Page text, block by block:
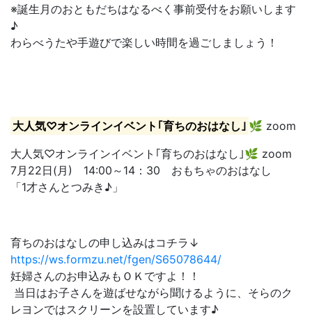
※誕生月のおともだちはなるべく事前受付をお願いします
♪
わらべうたや手遊びで楽しい時間を過ごしましょう！
大人気♡オンラインイベント｢育ちのおはなし｣ 🌿 zoom
大人気♡オンラインイベント｢育ちのおはなし｣🌿 zoom
7月22日(月) 14:00～14：30 おもちゃのおはなし
「1才さんとつみき♪」
育ちのおはなしの申し込みはコチラ↓
https://ws.formzu.net/fgen/S65078644/
妊婦さんのお申込みもＯＫですよ！！
当日はお子さんを遊ばせながら聞けるように、そらのク
レヨンではスクリーンを設置しています♪